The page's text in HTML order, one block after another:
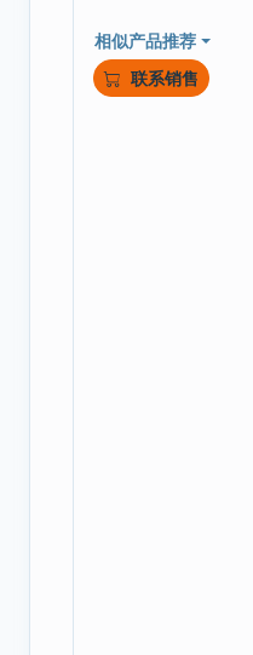
相似产品推荐
联系销售